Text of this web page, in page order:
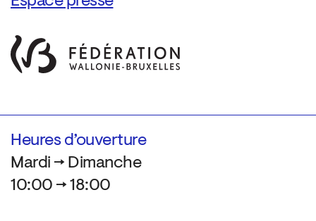
Heures d’ouverture
Mardi → Dimanche
10:00 → 18:00